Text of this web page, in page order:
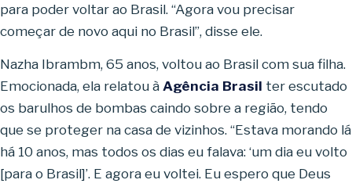
para poder voltar ao Brasil. “Agora vou precisar
começar de novo aqui no Brasil”, disse ele.
Nazha Ibrambm, 65 anos, voltou ao Brasil com sua filha.
Emocionada, ela relatou à Agência Brasil ter escutado
os barulhos de bombas caindo sobre a região, tendo
que se proteger na casa de vizinhos. “Estava morando lá
há 10 anos, mas todos os dias eu falava: ‘um dia eu volto
[para o Brasil]’. E agora eu voltei. Eu espero que Deus